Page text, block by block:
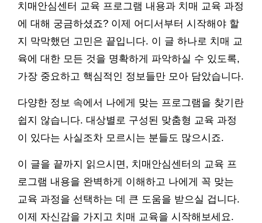
치매안심센터 교육 프로그램 내용과 치매 교육 과정
에 대해 궁금하셨죠? 이제 어디서부터 시작해야 할
지 막막했던 고민은 끝입니다. 이 글 하나로 치매 교
육에 대한 모든 것을 명확하게 파악하실 수 있도록,
가장 중요하고 핵심적인 정보들만 모아 담았습니다.
다양한 정보 속에서 나에게 맞는 프로그램을 찾기란
쉽지 않습니다. 대상별로 구성된 맞춤형 교육 과정
이 있다는 사실조차 모르시는 분들도 많으시죠.
이 글을 끝까지 읽으시면, 치매안심센터의 교육 프
로그램 내용을 완벽하게 이해하고 나에게 꼭 맞는
교육 과정을 선택하는 데 큰 도움을 받으실 겁니다.
이제 자신감을 가지고 치매 교육을 시작해보세요.